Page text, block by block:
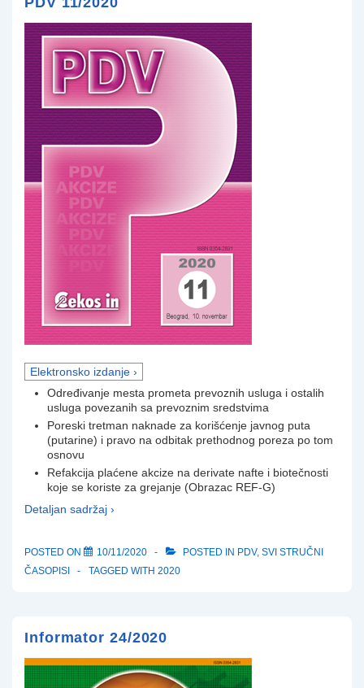
Elektronsko izdanje ›
Određivanje mesta prometa prevoznih usluga i ostalih
usluga povezanih sa prevoznim sredstvima
Poreski tretman naknade za korišćenje javnog puta
(putarine) i pravo na odbitak prethodnog poreza po tom
osnovu
Refakcija plaćene akcize na derivate nafte i biotečnosti
koje se koriste za grejanje (Obrazac REF-G)
Detaljan sadržaj ›
POSTED ON 10/11/2020 POSTED IN PDV, SVI STRUČNI
ČASOPISI
TAGGED WITH 2020
Informator 24/2020